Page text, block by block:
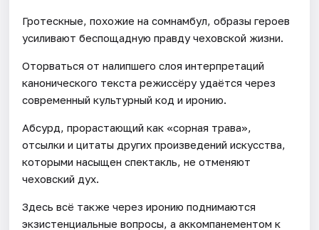
Гротескные, похожие на сомнамбул, образы героев
усиливают беспощадную правду чеховской жизни.
Оторваться от налипшего слоя интерпретаций
канонического текста режиссёру удаётся через
современный культурный код и иронию.
Абсурд, прорастающий как «сорная трава»,
отсылки и цитаты других произведений искусства,
которыми насыщен спектакль, не отменяют
чеховский дух.
Здесь всё также через иронию поднимаются
экзистенциальные вопросы, а аккомпанементом к